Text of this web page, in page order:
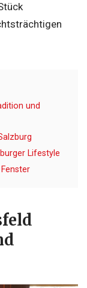
und
Lifestyle